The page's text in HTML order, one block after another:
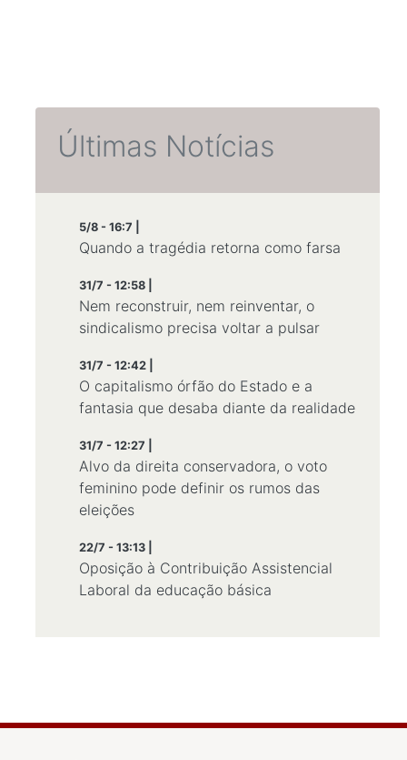
Últimas Notícias
5/8 - 16:7 |
Quando a tragédia retorna como farsa
31/7 - 12:58 |
Nem reconstruir, nem reinventar, o
sindicalismo precisa voltar a pulsar
31/7 - 12:42 |
O capitalismo órfão do Estado e a
fantasia que desaba diante da realidade
31/7 - 12:27 |
Alvo da direita conservadora, o voto
feminino pode definir os rumos das
eleições
22/7 - 13:13 |
Oposição à Contribuição Assistencial
Laboral da educação básica